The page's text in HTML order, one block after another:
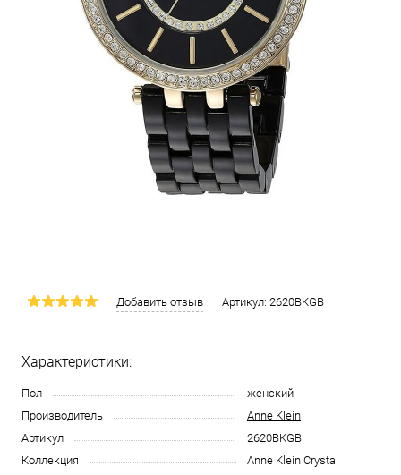
Добавить отзыв Артикул: 2620BKGB
Характеристики:
Пол
женский
Производитель
Anne Klein
Артикул
2620BKGB
Коллекция
Anne Klein Crystal